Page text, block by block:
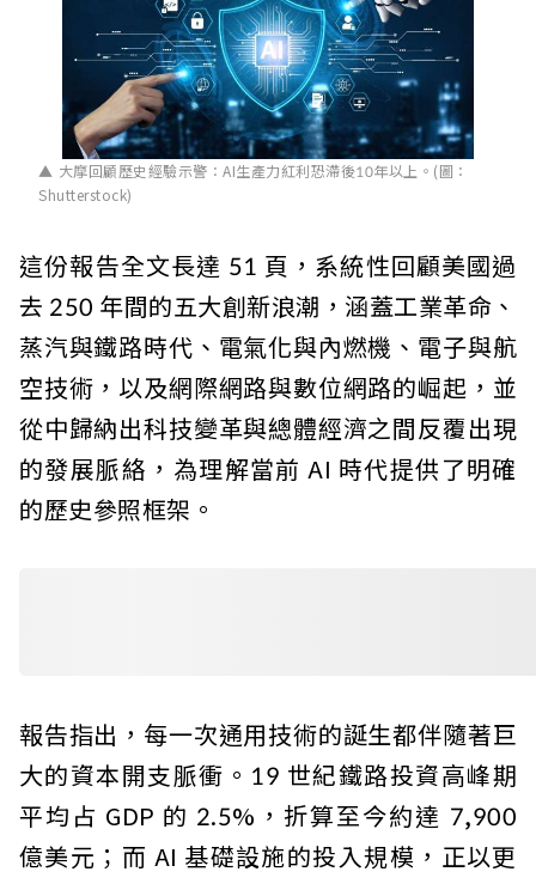
大摩回顧歷史經驗示警：AI生產力紅利恐滯後10年以上。(圖：
Shutterstock)
這份報告全文長達 51 頁，系統性回顧美國過
去 250 年間的五大創新浪潮，涵蓋工業革命、
蒸汽與鐵路時代、電氣化與內燃機、電子與航
空技術，以及網際網路與數位網路的崛起，並
從中歸納出科技變革與總體經濟之間反覆出現
的發展脈絡，為理解當前 AI 時代提供了明確
的歷史參照框架。
報告指出，每一次通用技術的誕生都伴隨著巨
大的資本開支脈衝。19 世紀鐵路投資高峰期
平均占 GDP 的 2.5%，折算至今約達 7,900
億美元；而 AI 基礎設施的投入規模，正以更